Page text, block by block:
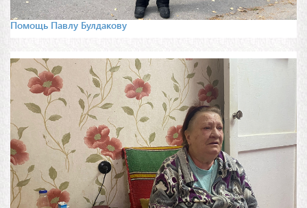
Помощь Павлу Булдакову